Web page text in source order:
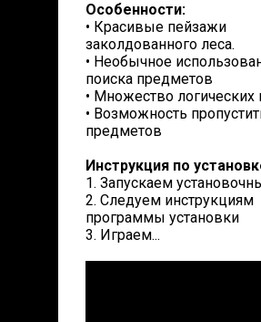
Особенности:
• Красивые пейзажи
заколдованного леса.
• Необычное
поиска предметов
• Множество логических
• Возможность
предметов
Инструкция по
1. Запускаем
2. Следуем инструкциям
программы установки
3. Играем...